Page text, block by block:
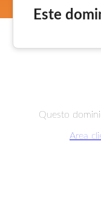
Este
Questo
Area